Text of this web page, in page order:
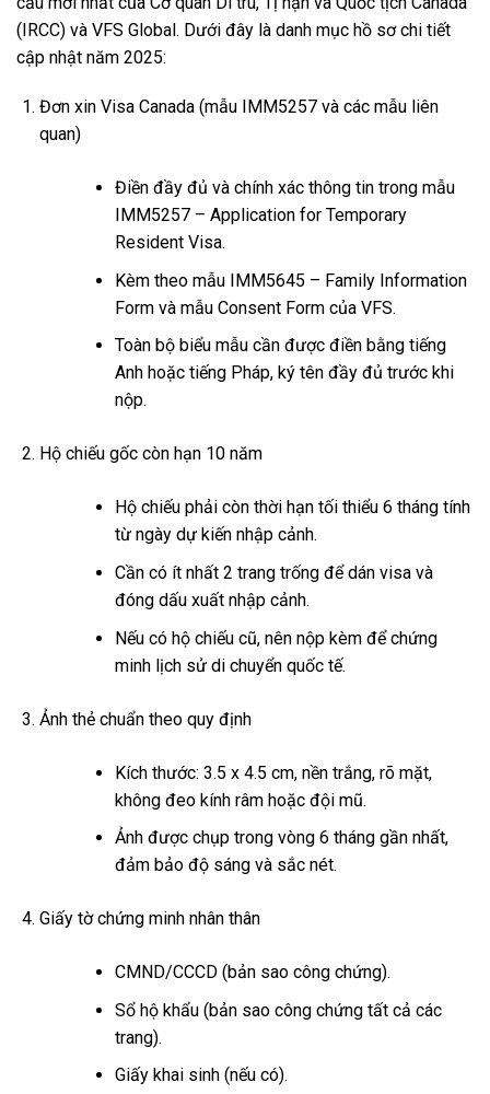
(IRCC) và VFS Global. Dưới đây là danh mục hồ sơ chi tiết
cập nhật năm 2025:
Đơn xin Visa Canada (mẫu IMM5257 và các mẫu liên
quan)
Điền đầy đủ và chính xác thông tin trong mẫu
IMM5257 – Application for Temporary
Resident Visa.
Kèm theo mẫu IMM5645 – Family Information
Form và mẫu Consent Form của VFS.
Toàn bộ biểu mẫu cần được điền bằng tiếng
Anh hoặc tiếng Pháp, ký tên đầy đủ trước khi
nộp.
Hộ chiếu gốc còn hạn 10 năm
Hộ chiếu phải còn thời hạn tối thiểu 6 tháng tính
từ ngày dự kiến nhập cảnh.
Cần có ít nhất 2 trang trống để dán visa và
đóng dấu xuất nhập cảnh.
Nếu có hộ chiếu cũ, nên nộp kèm để chứng
minh lịch sử di chuyển quốc tế.
Ảnh thẻ chuẩn theo quy định
Kích thước: 3.5 x 4.5 cm, nền trắng, rõ mặt,
không đeo kính râm hoặc đội mũ.
Ảnh được chụp trong vòng 6 tháng gần nhất,
đảm bảo độ sáng và sắc nét.
Giấy tờ chứng minh nhân thân
CMND/CCCD (bản sao công chứng).
Sổ hộ khẩu (bản sao công chứng tất cả các
trang).
Giấy khai sinh (nếu có).